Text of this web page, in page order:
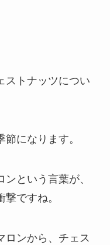
ストナッツについ
になります。
という言葉が、
ですね。
ロンから、チェス